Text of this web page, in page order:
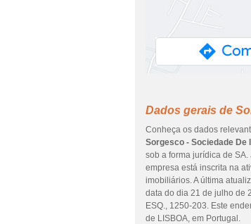
Dados gerais de
Conheça os dados
Sorgesco - Sociedade
sob a forma jurídica de
empresa está inscrita na
imobiliários. A última
data do dia 21 de julho de
ESQ., 1250-203. Este
de LISBOA, em Portugal.